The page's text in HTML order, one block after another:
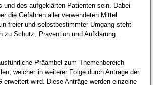
und des aufgeklärten Patienten sein. Dabei
die Gefahren aller verwendeten Mittel
freier und selbstbestimmter Umgang steht
zu Schutz, Prävention und Aufklärung.
Präambel zum Themenbereich
welcher in weiterer Folge durch Anträge der
erweitert wird. Diese Anträge werden einzelne